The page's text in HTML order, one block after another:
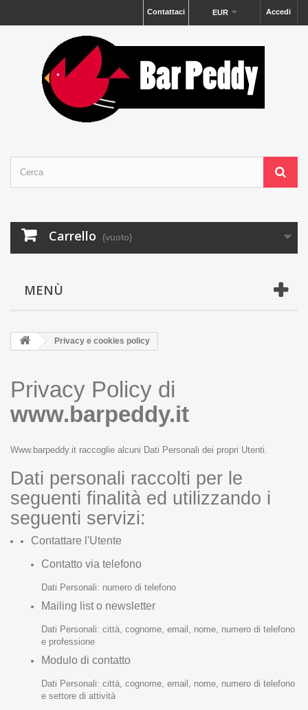
Accedi
EUR
Contattaci
Carrello (vuoto)
MENÙ
Privacy e cookies policy
Privacy Policy di
www.barpeddy.it
Www.barpeddy.it raccoglie alcuni Dati Personali dei propri Utenti.
Dati personali raccolti per le
seguenti finalità ed utilizzando i
seguenti servizi:
Contattare l'Utente
Contatto via telefono
Dati Personali: numero di telefono
Mailing list o newsletter
Dati Personali: città, cognome, email, nome, numero di telefono
e professione
Modulo di contatto
Dati Personali: città, cognome, email, nome, numero di telefono
e settore di attività